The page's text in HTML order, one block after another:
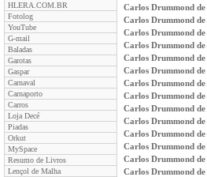
HLERA.COM.BR
Fotolog
YouTube
G-mail
Baladas
Garotas
Gaspar
Carnaval
Carnaporto
Carros
Loja Decé
Piadas
Orkut
MySpace
Resumo de Livros
Lençol de Malha
Carlos Drummond
Carlos Drummond
Carlos Drummond
Carlos Drummond
Carlos Drummond
Carlos Drummond
Carlos Drummond
Carlos Drummond
Carlos Drummond
Carlos Drummond
Carlos Drummond
Carlos Drummond
Carlos Drummond
Carlos Drummond